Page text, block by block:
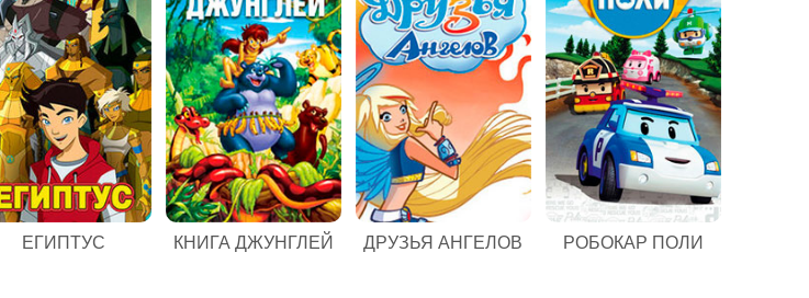
ЕГИПТУС КНИГА ДЖУНГЛЕЙ ДРУЗЬЯ АНГЕЛОВ РОБОКАР ПОЛИ